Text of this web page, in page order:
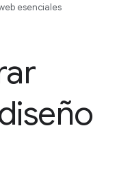
esenciales